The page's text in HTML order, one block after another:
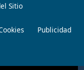
Sitio
Publicidad